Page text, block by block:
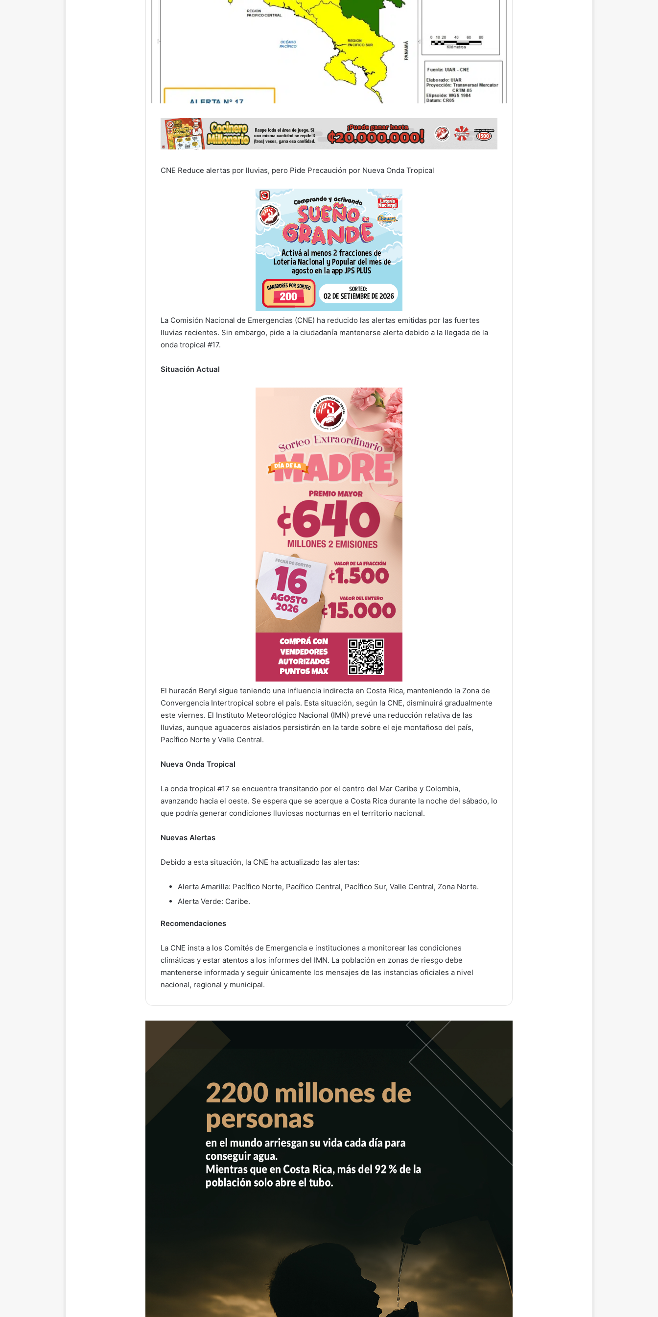
CNE Reduce alertas por lluvias, pero Pide Precaución por Nueva Onda Tropical
La Comisión Nacional de Emergencias (CNE) ha reducido las alertas emitidas por las fuertes
lluvias recientes. Sin embargo, pide a la ciudadanía mantenerse alerta debido a la llegada de la
onda tropical #17.
Situación Actual
El huracán Beryl sigue teniendo una influencia indirecta en Costa Rica, manteniendo la Zona de
Convergencia Intertropical sobre el país. Esta situación, según la CNE, disminuirá gradualmente
este viernes. El Instituto Meteorológico Nacional (IMN) prevé una reducción relativa de las
lluvias, aunque aguaceros aislados persistirán en la tarde sobre el eje montañoso del país,
Pacífico Norte y Valle Central.
Nueva Onda Tropical
La onda tropical #17 se encuentra transitando por el centro del Mar Caribe y Colombia,
avanzando hacia el oeste. Se espera que se acerque a Costa Rica durante la noche del sábado, lo
que podría generar condiciones lluviosas nocturnas en el territorio nacional.
Nuevas Alertas
Debido a esta situación, la CNE ha actualizado las alertas:
Alerta Amarilla: Pacífico Norte, Pacífico Central, Pacífico Sur, Valle Central, Zona Norte.
Alerta Verde: Caribe.
Recomendaciones
La CNE insta a los Comités de Emergencia e instituciones a monitorear las condiciones
climáticas y estar atentos a los informes del IMN. La población en zonas de riesgo debe
mantenerse informada y seguir únicamente los mensajes de las instancias oficiales a nivel
nacional, regional y municipal.